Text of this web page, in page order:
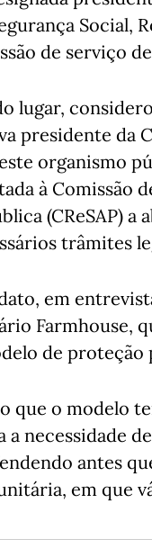
Social,
de serviço
lugar,
presidente da
organismo
à Comissão
(CReSAP)
trâmites
em
Farmhouse,
de proteção
que o modelo
a necessidade
antes
em que